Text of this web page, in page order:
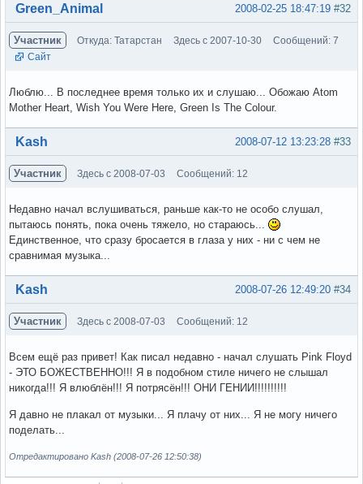
Вне форума #32
2008-02-25 18:47:19
Green_Animal
Участник Откуда: Татарстан Здесь с 2007-10-30
Сообщений: 7
Сайт
Люблю... В последнее время только их и слушаю... Обожаю Atom
Mother Heart, Wish You Were Here, Green Is The Colour.
Вне форума #33
2008-07-12 13:23:28
Kash
Участник Здесь с 2008-07-03 Сообщений: 12
Недавно начал вслушиваться, раньше как-то не особо слушал,
пытаюсь понять, пока очень тяжело, но стараюсь...
Единственное, что сразу бросается в глаза у них - ни с чем не
сравнимая музыка...
Вне форума #34
2008-07-26 12:49:20
Kash
Участник Здесь с 2008-07-03 Сообщений: 12
Всем ещё раз привет! Как писал недавно - начал слушать Pink Floyd
- ЭТО БОЖЕСТВЕННО!!! Я в подобном стиле ничего не слышал
никогда!!! Я влюблён!!! Я потрясён!!! ОНИ ГЕНИИ!!!!!!!!!!
Я давно не плакал от музыки... Я плачу от них... Я не могу ничего
поделать...
Отредактировано Kash (2008-07-26 12:50:38)